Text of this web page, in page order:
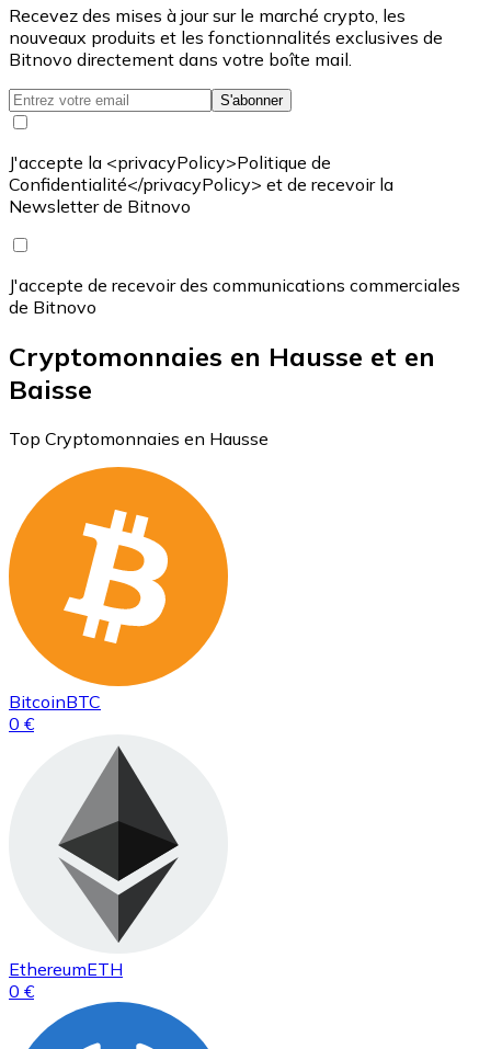
Recevez des mises à jour sur le marché crypto, les
nouveaux produits et les fonctionnalités exclusives de
Bitnovo directement dans votre boîte mail.
S'abonner
J'accepte la <privacyPolicy>Politique de
Confidentialité</privacyPolicy> et de recevoir la
Newsletter de Bitnovo
J'accepte de recevoir des communications commerciales
de Bitnovo
Cryptomonnaies en Hausse et en
Baisse
Top Cryptomonnaies en Hausse
BitcoinBTC
0 €
EthereumETH
0 €